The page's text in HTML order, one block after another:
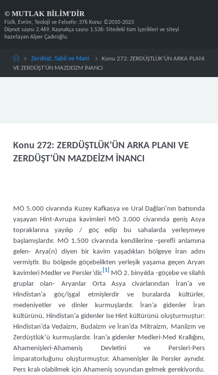
to
content
© MUTLAK BILIM'DIR
HomeZerdüşt, Sabii ve Mani
Konu 272: ZERDÜŞTLÜK’ÜN ARKA PLANI
VE ZERDÜŞT’ÜN MAZDEİZM İNANCI
Konu 272: ZERDÜŞTLÜK’ÜN ARKA PLANI VE
ZERDÜŞT’ÜN MAZDEİZM İNANCI
MÖ 5.000 civarında Kuzey Kafkasya ve Ural Dağları’nın batısında
yaşayan Hint-Avrupa kavimleri MÖ 3.000 civarında geniş Asya
topraklarına yayılıp / göç edip bu sahalarda yerleşmeye
başlamışlardır. MÖ 1.500 civarında kendilerine -şerefli anlamına
gelen- Arya(n) diyen bir kavim yaşadıkları bölgeye İran adını
vermiştir. Bu bölgede göçebelikten yerleşik yaşama geçen Aryan
kavimleri Medler ve Persler’dir. [1] MÖ 2. binyılda -göçebe ve silahlı
gruplar olan- Aryanlar Orta Asya civarlarından İran’a ve
Hindistan’a göç/işgal etmişlerdir ve buralarda kültürler,
medeniyetler ve dinler kurmuşlardır. İran’a gidenler İran
kültürünü, Hindistan’a gidenler ise Hint kültürünü oluşturmuştur:
Hindistan’da Vedaizm, Budaizm ve İran’da Mitraizm, Maniizm ve
Zerdüştlük’ü kurmuşlardır. İran’a gidenler Medleri-Med Krallığını,
Ahamenişleri-Ahameniş Devletini ve Persleri-Pers
İmparatorluğunu oluşturmuştur. Ahamenişler ile Persler aynıdır.
Pers kralı olabilmek için Ahameniş soyundan gelmek gerekiyordu.